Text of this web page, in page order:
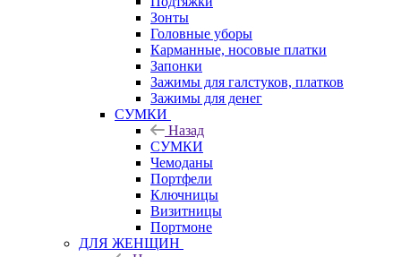
Зонты
Головные уборы
Карманные, носовые платки
Запонки
Зажимы для галстуков, платков
Зажимы для денег
СУМКИ
Назад
СУМКИ
Чемоданы
Портфели
Ключницы
Визитницы
Портмоне
ДЛЯ ЖЕНЩИН